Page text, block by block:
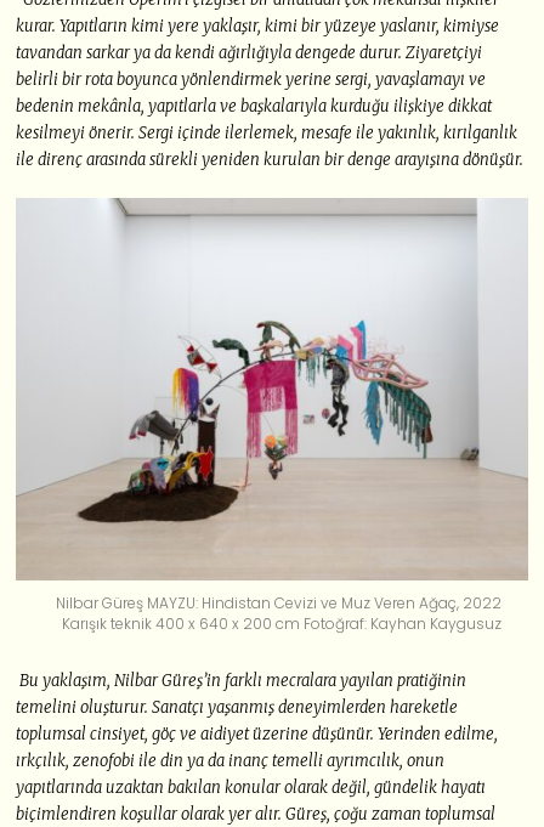
kurar. Yapıtların kimi yere yaklaşır, kimi bir yüzeye yaslanır, kimiyse
tavandan sarkar ya da kendi ağırlığıyla dengede durur. Ziyaretçiyi
belirli bir rota boyunca yönlendirmek yerine sergi, yavaşlamayı ve
bedenin mekânla, yapıtlarla ve başkalarıyla kurduğu ilişkiye dikkat
kesilmeyi önerir. Sergi içinde ilerlemek, mesafe ile yakınlık, kırılganlık
ile direnç arasında sürekli yeniden kurulan bir denge arayışına dönüşür.
Nilbar Güreş MAYZU: Hindistan Cevizi ve Muz Veren Ağaç, 2022
Karışık teknik 400 x 640 x 200 cm Fotoğraf: Kayhan Kaygusuz
Bu yaklaşım, Nilbar Güreş’in farklı mecralara yayılan pratiğinin
temelini oluşturur. Sanatçı yaşanmış deneyimlerden hareketle
toplumsal cinsiyet, göç ve aidiyet üzerine düşünür. Yerinden edilme,
ırkçılık, zenofobi ile din ya da inanç temelli ayrımcılık, onun
yapıtlarında uzaktan bakılan konular olarak değil, gündelik hayatı
biçimlendiren koşullar olarak yer alır. Güreş, çoğu zaman toplumsal